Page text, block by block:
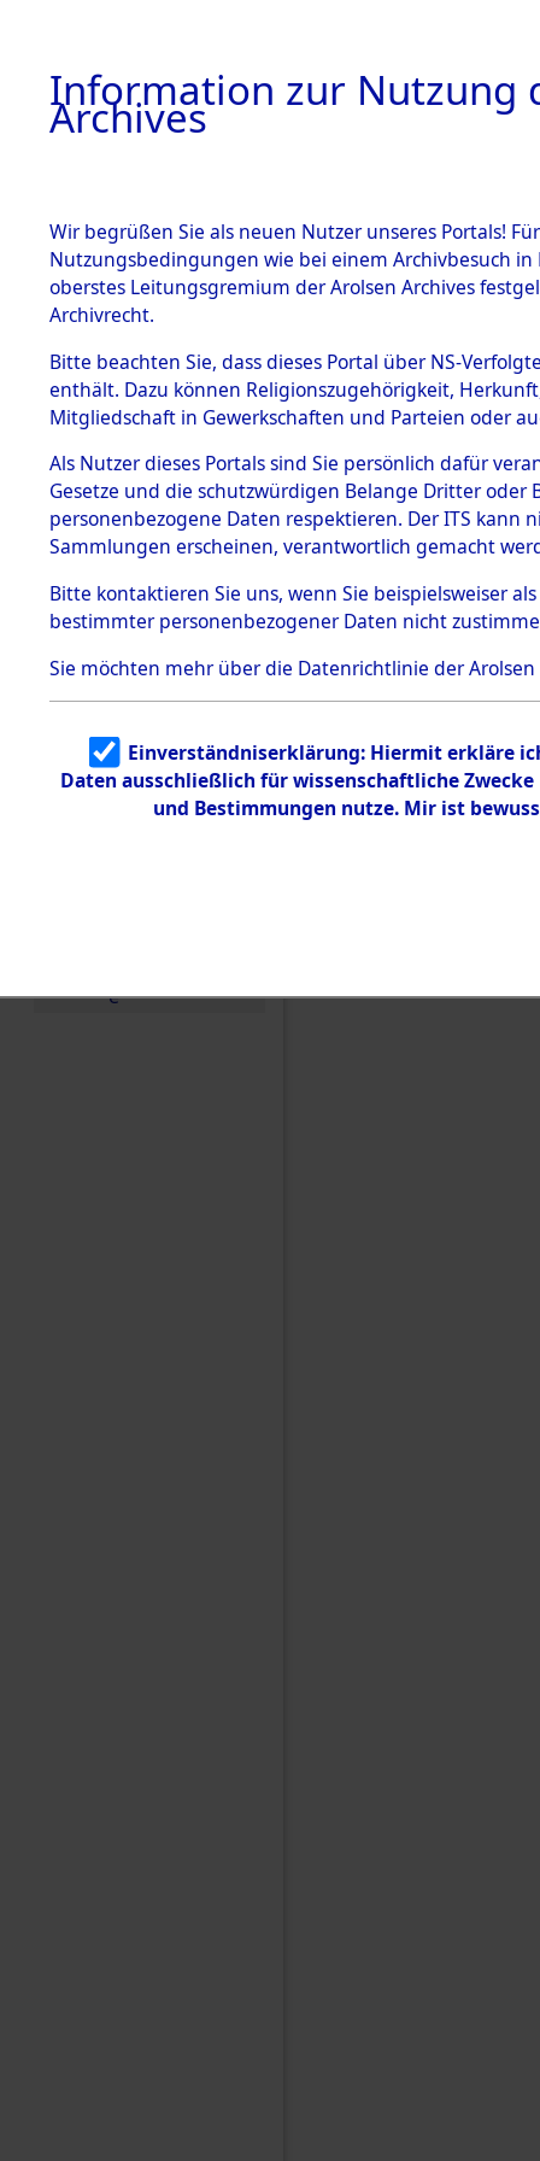
BESTÄNDE
1.
mente
5. Verschiedenes
5.3
Todesmärsche
5.3.1 Alliierte
Erhebungen
zu
Todesmärsch
en
5.3.2
Identifizierun
g
5.3.3
Todesmärsch
e
Haag/
0001
Information zur Nutzung
Archives
Wir begrüßen Sie als neuen Nutzer unseres Portals!
Nutzungsbedingungen wie bei einem Archivbesuch
oberstes Leitungsgremium der Arolsen Archives
Archivrecht.
Bitte beachten Sie, dass dieses Portal über NS-
enthält. Dazu können Religionszugehörigkeit,
Mitgliedschaft in Gewerkschaften und Parteien oder
Als Nutzer dieses Portals sind Sie persönlich dafür
Gesetze und die schutzwürdigen Belange Dritter
personenbezogene Daten respektieren. Der ITS
Sammlungen erscheinen, verantwortlich gemacht
Bitte kontaktieren Sie uns, wenn Sie beispielsweiser
bestimmter personenbezogener Daten nicht
Sie möchten mehr über die Datenrichtlinie der Arolsen
Einverständniserklärung: Hiermit erkläre
Daten ausschließlich für wissenschaftliche
und Bestimmungen nutze. Mir ist